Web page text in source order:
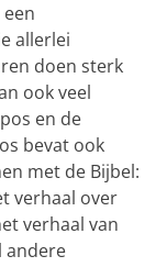
allerlei
doen sterk
ook veel
en de
bevat ook
met de Bijbel:
verhaal over
verhaal van
andere